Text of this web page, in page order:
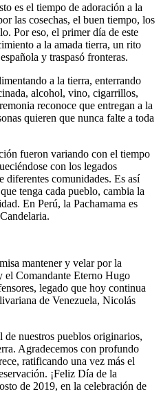
es el tiempo de adoración a la
las cosechas, el buen tiempo, los
Por eso, el primer día de este
a la amada tierra, un rito
y traspasó fronteras.
a la tierra, enterrando
alcohol, vino, cigarrillos,
reconoce que entregan a la
quieren que nunca falte a toda
fueron variando con el tiempo
con los legados
diferentes comunidades. Es así
tenga cada pueblo, cambia la
En Perú, la Pachamama es
mantener y velar por la
el Comandante Eterno Hugo
legado que hoy continua
de Venezuela, Nicolás
de nuestros pueblos originarios,
Agradecemos con profundo
ratificando una vez más el
¡Feliz Día de la
de 2019, en la celebración de